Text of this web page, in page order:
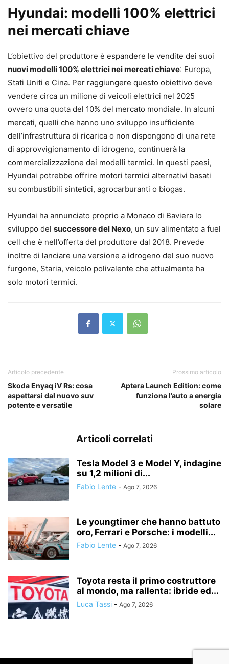
Hyundai: modelli 100% elettrici
nei mercati chiave
L’obiettivo del produttore è espandere le vendite dei suoi
nuovi modelli 100% elettrici nei mercati chiave: Europa,
Stati Uniti e Cina. Per raggiungere questo obiettivo deve
vendere circa un milione di veicoli elettrici nel 2025
ovvero una quota del 10% del mercato mondiale. In alcuni
mercati, quelli che hanno uno sviluppo insufficiente
dell’infrastruttura di ricarica o non dispongono di una rete
di approvvigionamento di idrogeno, continuerà la
commercializzazione dei modelli termici. In questi paesi,
Hyundai potrebbe offrire motori termici alternativi basati
su combustibili sintetici, agrocarburanti o biogas.
Hyundai ha annunciato proprio a Monaco di Baviera lo
sviluppo del successore del Nexo, un suv alimentato a fuel
cell che è nell’offerta del produttore dal 2018. Prevede
inoltre di lanciare una versione a idrogeno del suo nuovo
furgone, Staria, veicolo polivalente che attualmente ha
solo motori termici.
Articolo precedente
Skoda Enyaq iV Rs: cosa
aspettarsi dal nuovo suv
potente e versatile
Prossimo articolo
Aptera Launch Edition: come
funziona l’auto a energia
solare
Articoli correlati
Tesla Model 3 e Model Y, indagine
su 1,2 milioni di...
Fabio Lente - Ago 7, 2026
Le youngtimer che hanno battuto
oro, Ferrari e Porsche: i modelli...
Fabio Lente - Ago 7, 2026
Toyota resta il primo costruttore
al mondo, ma rallenta: ibride ed...
Luca Tassi - Ago 7, 2026